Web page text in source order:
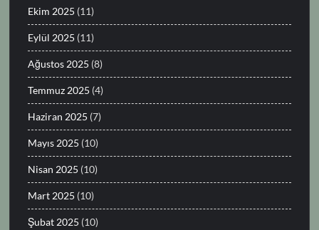
Ekim 2025 (11)
Eylül 2025 (11)
Ağustos 2025 (8)
Temmuz 2025 (4)
Haziran 2025 (7)
Mayıs 2025 (10)
Nisan 2025 (10)
Mart 2025 (10)
Şubat 2025 (10)